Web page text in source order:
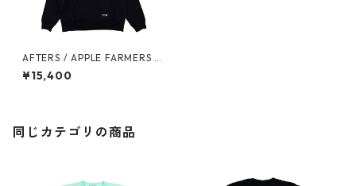
AFTERS / APPLE FARMERS H
OODIE
¥15,400
同じカテゴリの商品